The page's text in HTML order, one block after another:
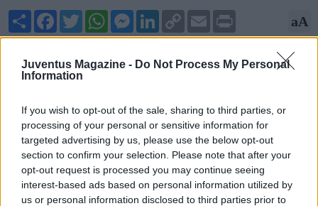
Juventus Magazine - Do Not Process My Personal
Information
If you wish to opt-out of the sale, sharing to third parties, or
processing of your personal or sensitive information for
targeted advertising by us, please use the below opt-out
section to confirm your selection. Please note that after your
opt-out request is processed you may continue seeing
interest-based ads based on personal information utilized by
us or personal information disclosed to third parties prior to
Share FacebookTwitterWhatsAppMessengerLinkedInCopy
Link
Email aA
Orazio Accomando, esperto di mercato Mediaset, rivela su X:
L’attaccante ha dato il suo sì ai bianconeri. Distanza però tra i
bianconeri e l’Atletico, che al momento non scende dalla
richiesta di 40 milioni di euro. I bianconeri potrebbero
proporre il cartellino di Nico Gonzalez".